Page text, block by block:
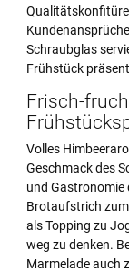
Schraubglas
Frühstück
Frisch-
Volles
Geschmack des
und Gastronomie
Brotaufstrich
als Topping zu
weg zu denken.
Marmelade auch